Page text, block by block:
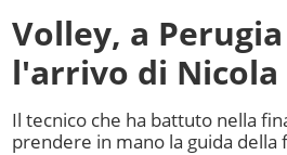
Volley, a
l'arrivo di Nicola
Il tecnico che ha battuto nella
prendere in mano la guida della